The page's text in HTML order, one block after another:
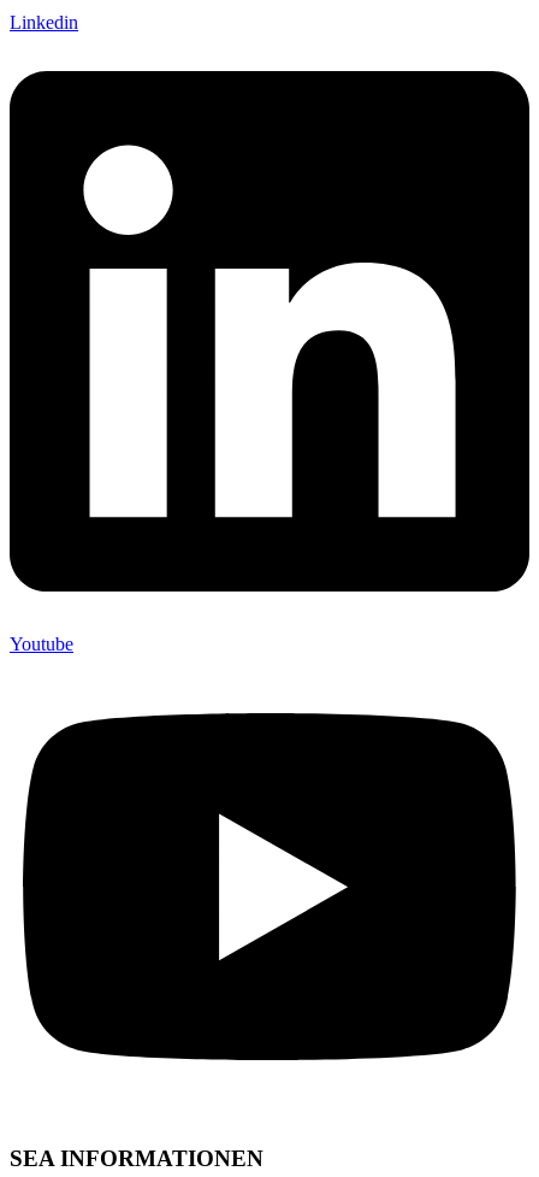
Linkedin
Youtube
SEA INFORMATIONEN